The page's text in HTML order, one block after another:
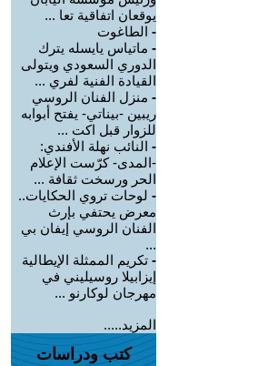
يوقعان اتفاقية تعا ...
- الطاغوت
- ماتياس يايسله يترك
الدوري السعودي ويتولى
القيادة الفنية لفري ...
- منزل الفنان الروسي
ريبين -بيناتي- يفتح أبوابه
للزوار قبل اكت ...
- النائب نهلة الأفندي:
-المدى- كرّست الإعلام
الحر ورسخت ثقافة ...
- لوحات تروي الحكايات..
معرض يحتفي بإرث
الفنان الروسي إيفان بي
...
- تكريم الممثلة الإيطالية
إيزابيلا روسيليني في
مهرجان لوكارنو ...
المزيد.....
كتب ودراسات